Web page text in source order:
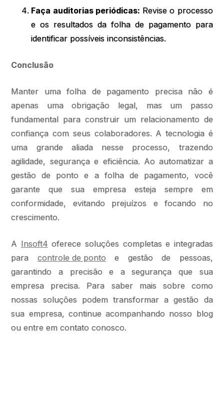
Faça auditorias periódicas: Revise o processo
e os resultados da folha de pagamento para
identificar possíveis inconsistências.
Conclusão
Manter uma folha de pagamento precisa não é
apenas uma obrigação legal, mas um passo
fundamental para construir um relacionamento de
confiança com seus colaboradores. A tecnologia é
uma grande aliada nesse processo, trazendo
agilidade, segurança e eficiência. Ao automatizar a
gestão de ponto e a folha de pagamento, você
garante que sua empresa esteja sempre em
conformidade, evitando prejuízos e focando no
crescimento.
A Insoft4 oferece soluções completas e integradas
para controle de pontoe gestão de pessoas,
garantindo a precisão e a segurança que sua
empresa precisa. Para saber mais sobre como
nossas soluções podem transformar a gestão da
sua empresa, continue acompanhando nosso blog
ou entre em contato conosco.